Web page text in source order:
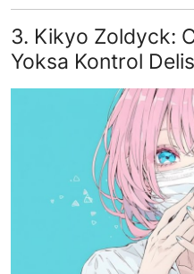
3. Kikyo Zoldyck:
Yoksa Kontrol